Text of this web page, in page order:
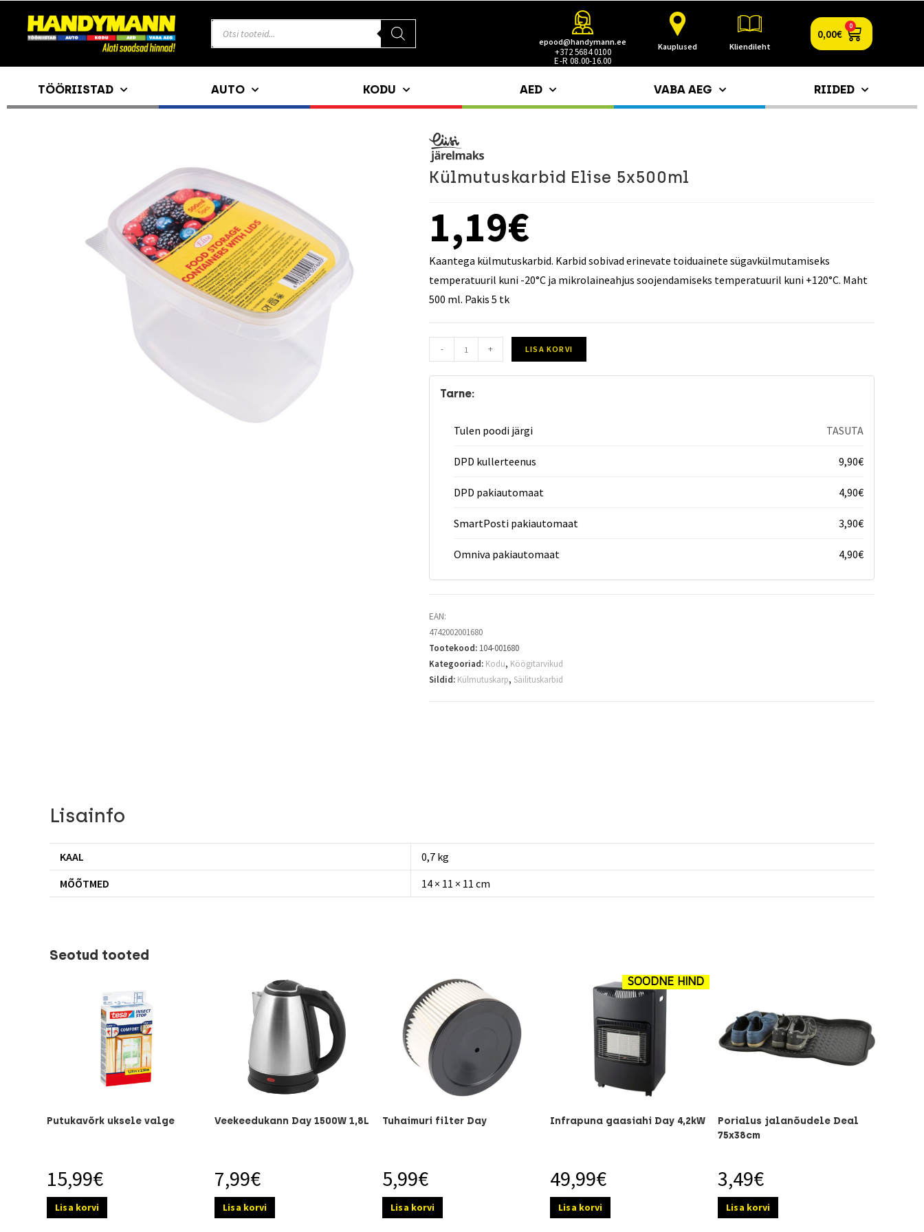
epood@handymann.ee
+372 5684 0100
E-R 08.00-16.00
Kauplused Kliendileht
0,00€
0
TÖÖRIISTAD AUTO KODU AED VABA AEG RIIDED
Külmutuskarbid Elise 5x500ml
1,19€
Kaantega külmutuskarbid. Karbid sobivad erinevate toiduainete sügavkülmutamiseks
temperatuuril kuni -20°C ja mikrolaineahjus soojendamiseks temperatuuril kuni +120°C. Maht
500 ml. Pakis 5 tk
- + LISA KORVI
Tarne:
Tulen poodi järgi TASUTA
DPD kullerteenus 9,90€
DPD pakiautomaat 4,90€
SmartPosti pakiautomaat 3,90€
Omniva pakiautomaat 4,90€
EAN:
4742002001680
Tootekood: 104-001680
Kategooriad: Kodu, Köögitarvikud
Sildid: Külmutuskarp, Säilituskarbid
Lisainfo
KAAL
0,7 kg
MÕÕTMED
14 × 11 × 11 cm
Seotud tooted
Putukavõrk uksele valge
15,99€
Lisa korvi
Veekeedukann Day 1500W 1,8L
7,99€
Lisa korvi
Tuhaimuri filter Day
5,99€
Lisa korvi
SOODNE HIND
Infrapuna gaasiahi Day 4,2kW
49,99€
Lisa korvi
Porialus jalanõudele Deal
75x38cm
3,49€
Lisa korvi